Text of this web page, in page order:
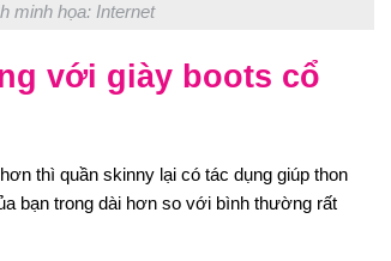
minh họa: Internet
với giày boots cổ
thì quần skinny lại có tác dụng giúp thon
bạn trong dài hơn so với bình thường rất